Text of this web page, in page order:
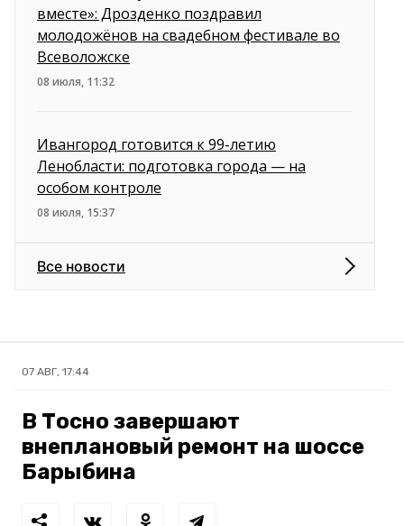
вместе»: Дрозденко поздравил
молодожёнов на свадебном фестивале во
Всеволожске
08 июля, 11:32
Ивангород готовится к 99-летию
Ленобласти: подготовка города — на
особом контроле
08 июля, 15:37
Все новости
07 АВГ, 17:44
В Тосно завершают
внеплановый ремонт на шоссе
Барыбина